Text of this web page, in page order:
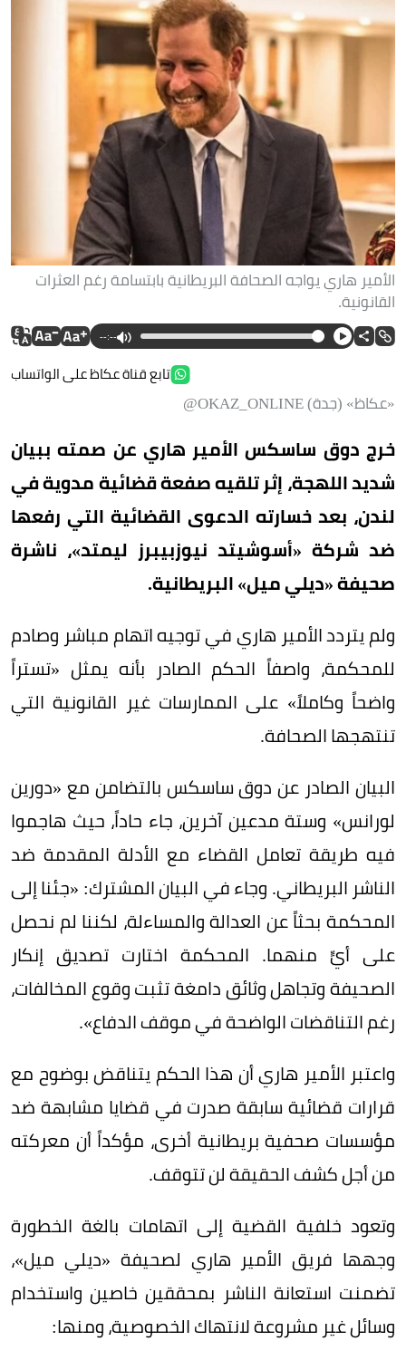
الأمير هاري يواجه الصحافة البريطانية بابتسامة رغم العثرات
القانونية.
--:--
تابع قناة عكاظ على الواتساب
«عكاظ» (جدة) OKAZ_ONLINE@
خرج دوق ساسكس الأمير هاري عن صمته ببيان
شديد اللهجة، إثر تلقيه صفعة قضائية مدوية في
لندن، بعد خسارته الدعوى القضائية التي رفعها
ضد شركة «أسوشيتد نيوزبيبرز ليمتد»، ناشرة
صحيفة «ديلي ميل» البريطانية.
ولم يتردد الأمير هاري في توجيه اتهام مباشر وصادم
للمحكمة، واصفاً الحكم الصادر بأنه يمثل «تستراً
واضحاً وكاملاً» على الممارسات غير القانونية التي
تنتهجها الصحافة.
البيان الصادر عن دوق ساسكس بالتضامن مع «دورين
لورانس» وستة مدعين آخرين، جاء حاداً، حيث هاجموا
فيه طريقة تعامل القضاء مع الأدلة المقدمة ضد
الناشر البريطاني. وجاء في البيان المشترك: «جئنا إلى
المحكمة بحثاً عن العدالة والمساءلة، لكننا لم نحصل
على أيٍّ منهما. المحكمة اختارت تصديق إنكار
الصحيفة وتجاهل وثائق دامغة تثبت وقوع المخالفات،
رغم التناقضات الواضحة في موقف الدفاع».
واعتبر الأمير هاري أن هذا الحكم يتناقض بوضوح مع
قرارات قضائية سابقة صدرت في قضايا مشابهة ضد
مؤسسات صحفية بريطانية أخرى، مؤكداً أن معركته
من أجل كشف الحقيقة لن تتوقف.
وتعود خلفية القضية إلى اتهامات بالغة الخطورة
وجهها فريق الأمير هاري لصحيفة «ديلي ميل»،
تضمنت استعانة الناشر بمحققين خاصين واستخدام
وسائل غير مشروعة لانتهاك الخصوصية، ومنها: